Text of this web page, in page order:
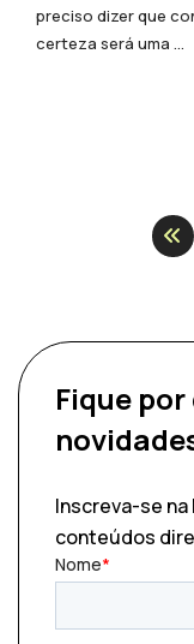
preciso dizer que
certeza será uma ...
Fique
Inscreva-se
conteúdos